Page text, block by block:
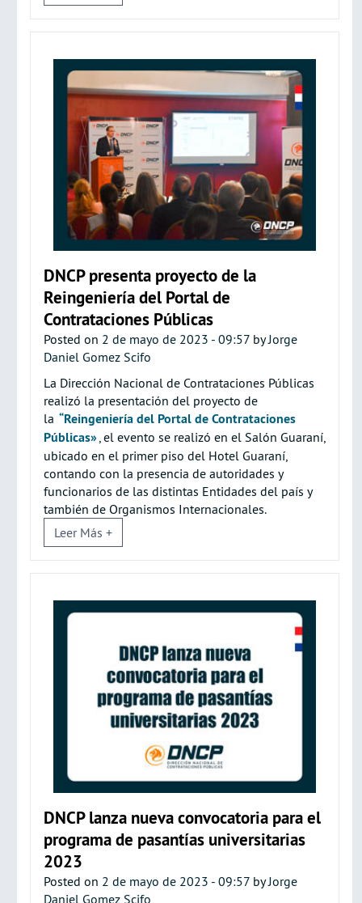
DNCP presenta proyecto de la
Reingeniería del Portal de
Contrataciones Públicas
Posted on 2 de mayo de 2023 - 09:57 byJorge
Daniel Gomez Scifo
La Dirección Nacional de Contrataciones Públicas
realizó la presentación del proyecto de
la “Reingeniería del Portal de Contrataciones
Públicas», el evento se realizó en el Salón Guaraní,
ubicado en el primer piso del Hotel Guaraní,
contando con la presencia de autoridades y
funcionarios de las distintas Entidades del país y
también de Organismos Internacionales.
Leer Más +
DNCP lanza nueva convocatoria para el
programa de pasantías universitarias
2023
Posted on 2 de mayo de 2023 - 09:57 byJorge
Daniel Gomez Scifo